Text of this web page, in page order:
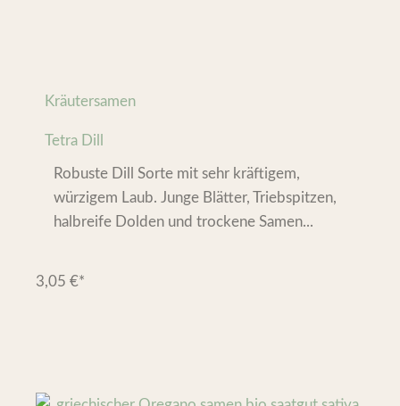
Kräutersamen
Tetra Dill
Robuste Dill Sorte mit sehr kräftigem,
würzigem Laub. Junge Blätter, Triebspitzen,
halbreife Dolden und trockene Samen...
3,05 €*